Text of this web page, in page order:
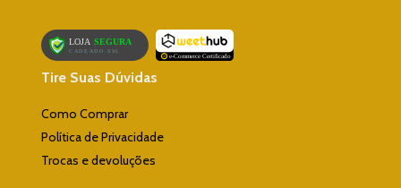
Tire Suas Dúvidas
Como Comprar
Política de Privacidade
Trocas e devoluções